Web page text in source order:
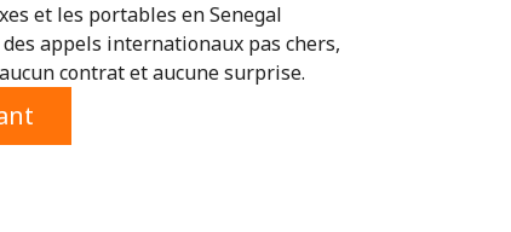
et les portables en Senegal
appels internationaux pas chers,
contrat et aucune surprise.